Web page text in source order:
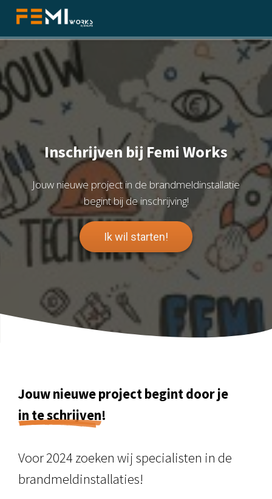
Inschrijven bij Femi Works
Jouw nieuwe project in de brandmeldinstallatie
begint bij de inschrijving!
Ik wil starten!
Jouw nieuwe project begint door je
in te schrijven!
Voor 2024 zoeken wij specialisten in de
brandmeldinstallaties!
zijn
om
te
Ze
gebruikt
te
over
op